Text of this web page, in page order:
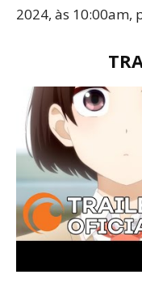
2024, às 10:00am,